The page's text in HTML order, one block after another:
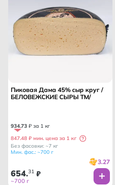
Пиковая Дама 45% сыр круг /
БЕЛОВЕЖСКИЕ СЫРЫ ТМ/
934.73 ₽ за 1 кг
847.48 ₽ мин. цена за 1 кг
Без фасовки: ~7 кг
Мин. фас.: ~700 г
3.27
654.31 ₽
~700 г